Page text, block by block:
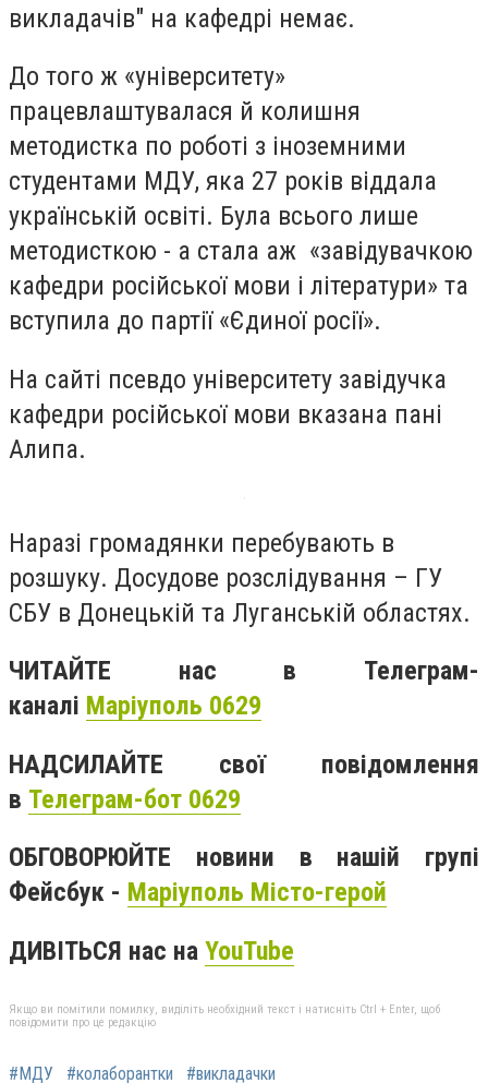
викладачів" на кафедрі немає.
До того ж «університету»
працевлаштувалася й колишня
методистка по роботі з іноземними
студентами МДУ, яка 27 років віддала
українській освіті. Була всього лише
методисткою - а стала аж «завідувачкою
кафедри російської мови і літератури» та
вступила до партії «Єдиної росії».
На сайті псевдо університету завідучка
кафедри російської мови вказана пані
Алипа.
Наразі громадянки перебувають в
розшуку. Досудове розслідування – ГУ
СБУ в Донецькій та Луганській областях.
ЧИТАЙТЕ нас в Телеграм-
каналі Маріуполь 0629
НАДСИЛАЙТЕ свої повідомлення
в Телеграм-бот 0629
ОБГОВОРЮЙТЕ новини в нашій групі
Фейсбук - Маріуполь Місто-герой
ДИВІТЬСЯ нас на YouTube
Якщо ви помітили помилку, виділіть необхідний текст і натисніть Ctrl + Enter, щоб
повідомити про це редакцію
#МДУ #колаборантки #викладачки